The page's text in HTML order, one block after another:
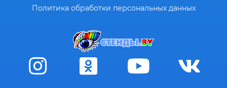
Политика обработки персональных данных